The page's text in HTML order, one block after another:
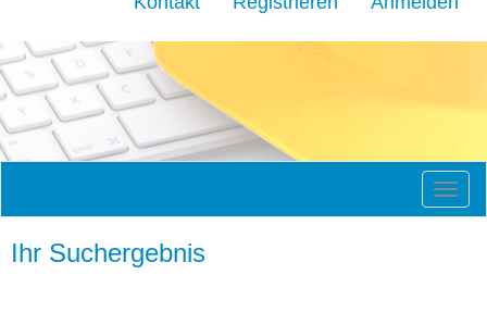
Ihr Suchergebnis